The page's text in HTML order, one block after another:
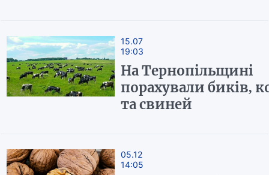
15.07
19:03
На Тернопільщині
порахували биків,
та свиней
05.12
14:05